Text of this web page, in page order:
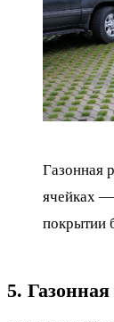
Газонная
ячейках
покрытии
5.